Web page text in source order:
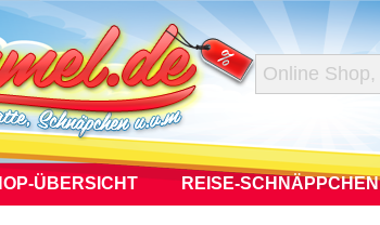
ÜBERSICHT REISE-SCHNÄPPCHEN